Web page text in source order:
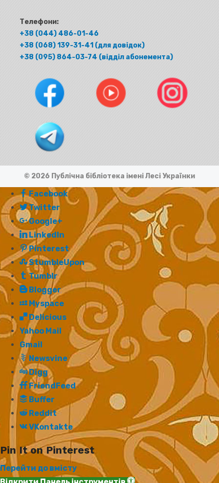
Телефони:
+38 (044) 486-01-46
+38 (068) 139-31-41 (для довідок)
+38 (095) 864-03-74 (відділ абонемента)
© 2026 Публічна бібліотека імені Лесі Українки
Facebook
Twitter
Google+
LinkedIn
Pinterest
StumbleUpon
Tumblr
Blogger
Myspace
Delicious
Yahoo Mail
Gmail
Newsvine
Digg
FriendFeed
Buffer
Reddit
VKontakte
Pin It on Pinterest
Перейти до вмісту